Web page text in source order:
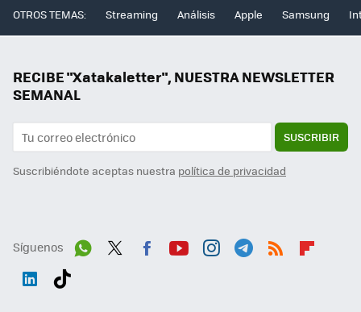
OTROS TEMAS: Streaming Análisis Apple Samsung
RECIBE "Xatakaletter", NUESTRA NEWSLETTER
SEMANAL
SUSCRIBIR
Suscribiéndote aceptas nuestra política de privacidad
Síguenos